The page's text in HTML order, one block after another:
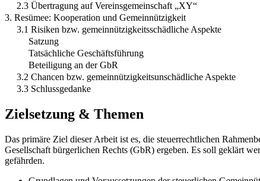
2.3 Übertragung auf Vereinsgemeinschaft „XY“
3. Resümee: Kooperation und Gemeinnützigkeit
3.1 Risiken bzw. gemeinnützigkeitsschädliche Aspekte
Satzung
Tatsächliche Geschäftsführung
Beteiligung an der GbR
3.2 Chancen bzw. gemeinnützigkeitsunschädliche Aspekte
3.3 Schlussgedanke
Zielsetzung & Themen
Das primäre Ziel dieser Arbeit ist es, die steuerrechtlichen
Gesellschaft bürgerlichen Rechts (GbR) ergeben. Es soll geklärt
gefährden.